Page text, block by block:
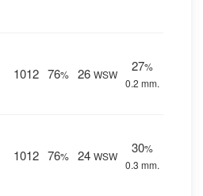
1012 76% 26 WSW
27%
0.2 mm.
1012 76% 24 WSW
30%
0.3 mm.